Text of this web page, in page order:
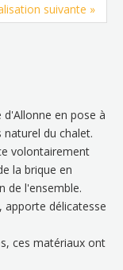
suivante »
en pose à
du chalet.
volontairement
la brique en
de l'ensemble.
apporte délicatesse
ces matériaux ont